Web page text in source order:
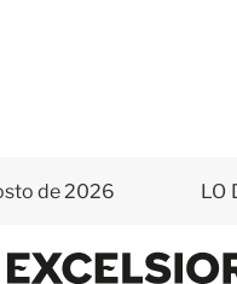
de 2026 LO